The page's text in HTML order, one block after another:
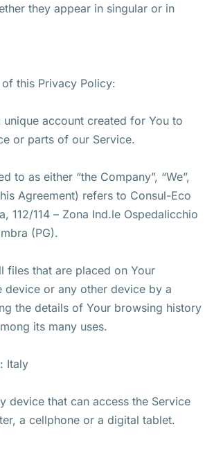
they appear in singular or in
this Privacy Policy:
unique account created for You to
or parts of our Service.
to as either “the Company”, “We”,
Agreement) refers to Consul-Eco
112/114 – Zona Ind.le Ospedalicchio
(PG).
files that are placed on Your
device or any other device by a
the details of Your browsing history
its many uses.
Italy
device that can access the Service
a cellphone or a digital tablet.